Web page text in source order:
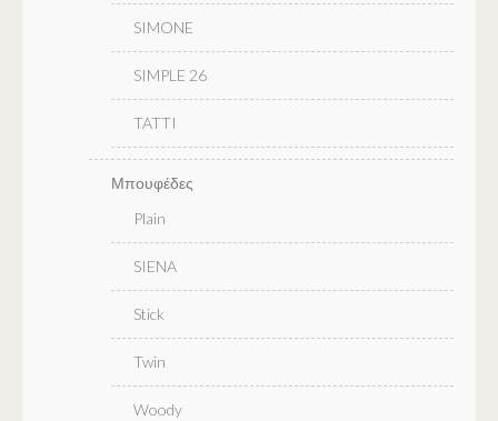
SIMONE
SIMPLE 26
TATTI
Μπουφέδες
Plain
SIENA
Stick
Twin
Woody